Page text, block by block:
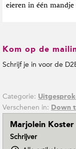
eieren in één
Kom op de
Schrijf je in voor de
Categorie:
Verschenen in: Down
Marjolein Koster
Schrijver